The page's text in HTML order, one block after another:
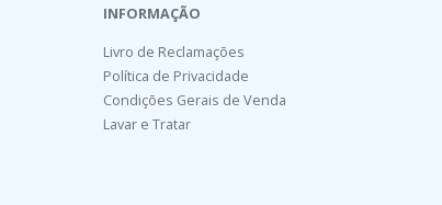
INFORMAÇÃO
Livro de Reclamações
Política de Privacidade
Condições Gerais de Venda
Lavar e Tratar